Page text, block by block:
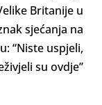
Britanije u
sjećanja na
“Niste uspjeli,
su ovdje”